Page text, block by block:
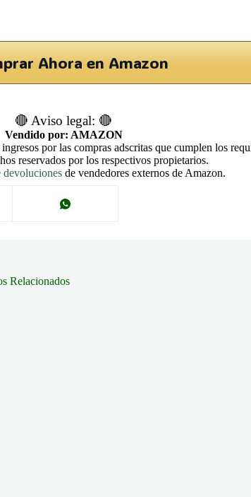
Ahora en Amazon
🔴 Aviso legal: 🔴
Vendido por: AMAZON
por las compras adscritas que cumplen los
reservados por los respectivos propietarios.
devolucionesde vendedores externos de Amazon.
Relacionados